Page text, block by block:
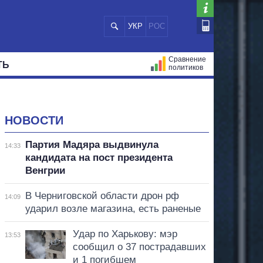
УКР РОС
Сравнение
политиков
НОВОСТИ
14:33
Партия Мадяра выдвинула
кандидата на пост президента
Венгрии
14:09
В Черниговской области дрон рф
ударил возле магазина, есть раненые
13:53
Удар по Харькову: мэр
сообщил о 37 пострадавших
и 1 погибшем